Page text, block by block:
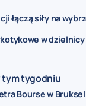
łączą siły na
w
tym tygodniu
Bourse w